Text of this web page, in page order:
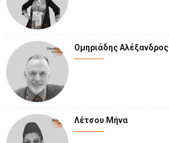
Ομηριάδης Αλέξανδρος
Λέτσου Μήνα